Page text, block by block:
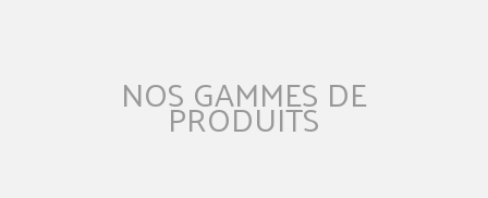
NOS GAMMES DE
PRODUITS